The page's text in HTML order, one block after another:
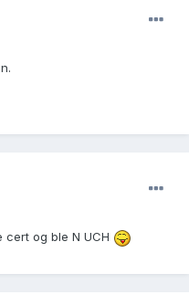
cert og ble N UCH